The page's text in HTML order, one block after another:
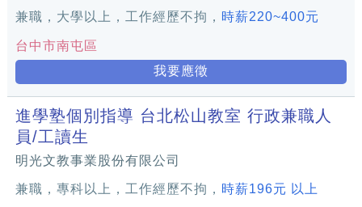
兼職，大學以上，工作經歷不拘， 時薪220~400元
台中市南屯區
我要應徵
進學塾個別指導 台北松山教室 行政兼職人
員/工讀生
明光文教事業股份有限公司
兼職，專科以上，工作經歷不拘， 時薪196元 以上